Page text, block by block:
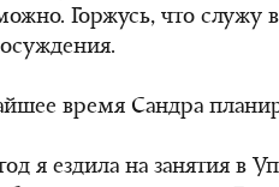
Горжусь, что служу
время Сандра
я ездила на занятия в